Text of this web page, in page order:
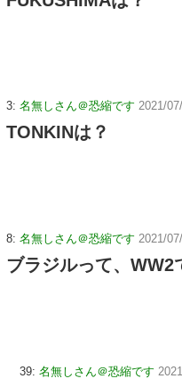
3: 名無しさん＠恐縮です 2021/
TONKINは？
8: 名無しさん＠恐縮です 2021/
ブラジルって、WW2
39: 名無しさん＠恐縮です